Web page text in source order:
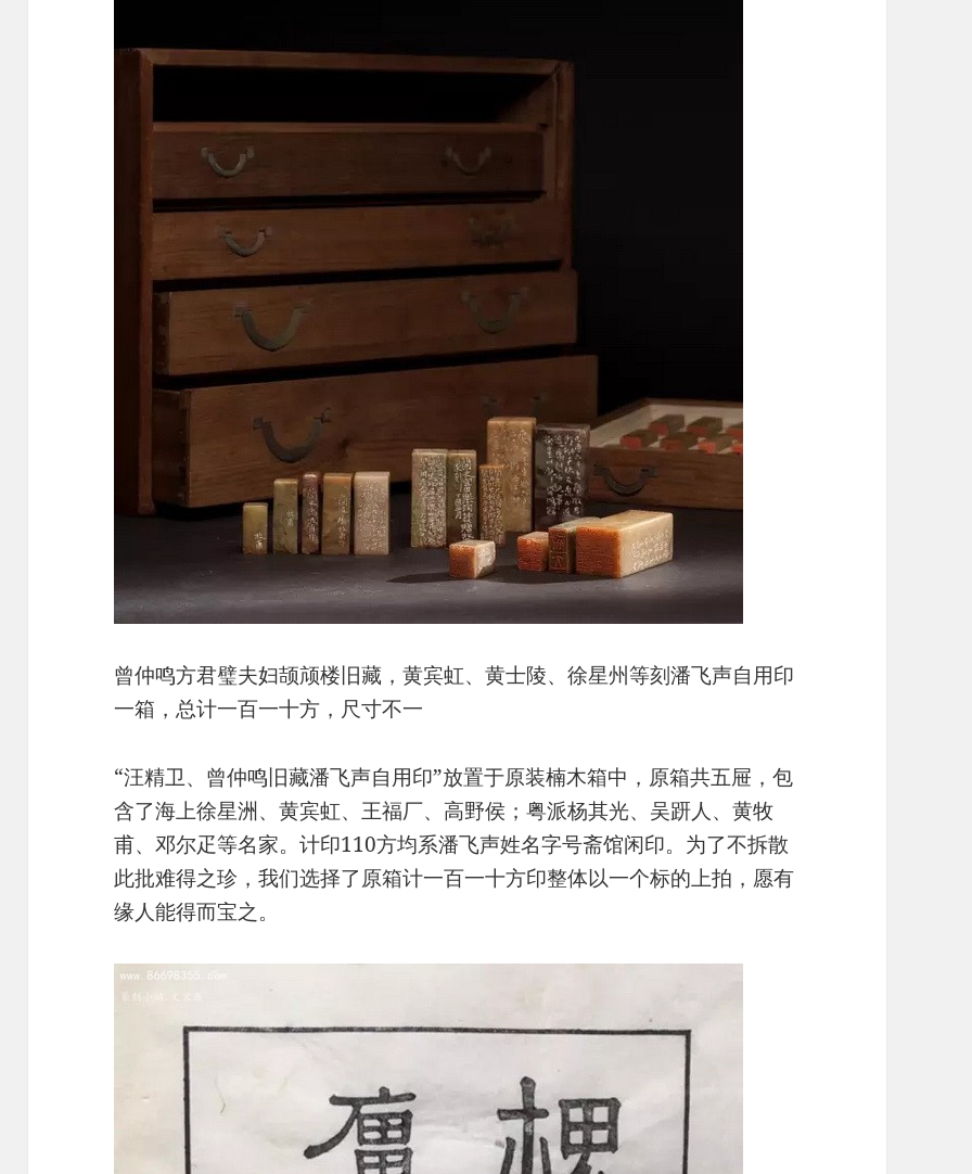
曾仲鸣方君璧夫妇颉颃楼旧藏，黄宾虹、黄士陵、徐星州等刻潘飞声自用印
一箱，总计一百一十方，尺寸不一
“汪精卫、曾仲鸣旧藏潘飞声自用印”放置于原装楠木箱中，原箱共五屉，包
含了海上徐星洲、黄宾虹、王福厂、高野侯；粤派杨其光、吴趼人、黄牧
甫、邓尔疋等名家。计印110方均系潘飞声姓名字号斋馆闲印。为了不拆散
此批难得之珍，我们选择了原箱计一百一十方印整体以一个标的上拍，愿有
缘人能得而宝之。